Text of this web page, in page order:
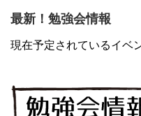
最新！勉強会情報
現在予定されているイベ